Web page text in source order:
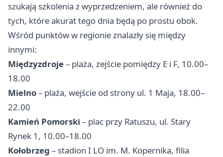
szukają szkolenia z wyprzedzeniem, ale również do
tych, które akurat tego dnia będą po prostu obok.
Wśród punktów w regionie znalazły się między
innymi:
Międzyzdroje– plaża, zejście pomiędzy E i F, 10.00–
18.00
Mielno– plaża, wejście od strony ul. 1 Maja, 18.00–
22.00
Kamień Pomorski – plac przy Ratuszu, ul. Stary
Rynek 1, 10.00–18.00
Kołobrzeg – stadion I LO im. M. Kopernika, filia